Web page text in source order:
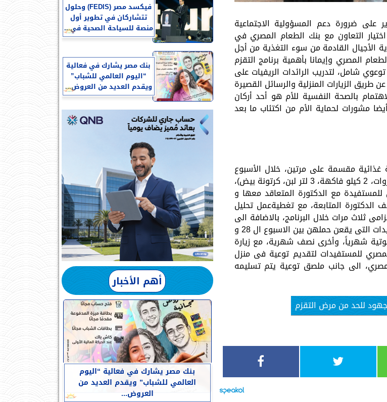
على ضرورة دعم المسؤولية الاجتماعية
التعاون مع بنك الطعام المصري في
الأجيال القادمة من سوء التغذية من أجل
المصري وإيمانا بأهمية برنامج التقزم
شامل، لتدريب الرائدات الريفيات على
طريق الزيارات المنزلية والرسائل القصيرة
بالصحة النفسية للأم هو أحد أركان
مشورات لحماية الأم من اكتئاب ما بعد
مقسمة على مرتين، خلال الأسبوع
الأول، والثالث من الشهر وتتكون من (كيلو كفتة، 2 كيلو خضروات، 2 كيلو فاكهة، 3 لتر لبن، كرتونة بيض)،
مع الدكتورة المتعاقد معها و
المتابعة، مع تغطيةعمل تحليل
ثلاث مرات خلال البرنامج، بالاضافة الى
تنفيذ جلسة توعية للصحة نفسية من مختص متعاقد معه للسيدات التى يقعن حملهن بين الاسبوع ال 28 و
شهرياً، وأخرى نصف شهرية، مع زيارة
للمستفيدات لتقديم توعية فى منزل
الى جانب ملصق توعية يتم تسليمه
جهود للحد من مرض التقزم
فيكسد مصر (FEDIS) وحلول
تتشاركان في تطوير أول
منصة للسياحة الصحية في...
بنك مصر يشارك في فعالية
“اليوم العالمي للشباب”
ويقدم العديد من العروض...
أهم الأخبار
بنك مصر يشارك في فعالية “اليوم
العالمي للشباب” ويقدم العديد من
العروض...